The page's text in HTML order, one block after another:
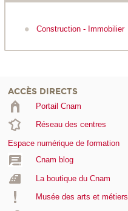
Construction - Immobilier
ACCÈS DIRECTS
Portail Cnam
Réseau des centres
Espace numérique de formation
Cnam blog
La boutique du Cnam
Musée des arts et métiers